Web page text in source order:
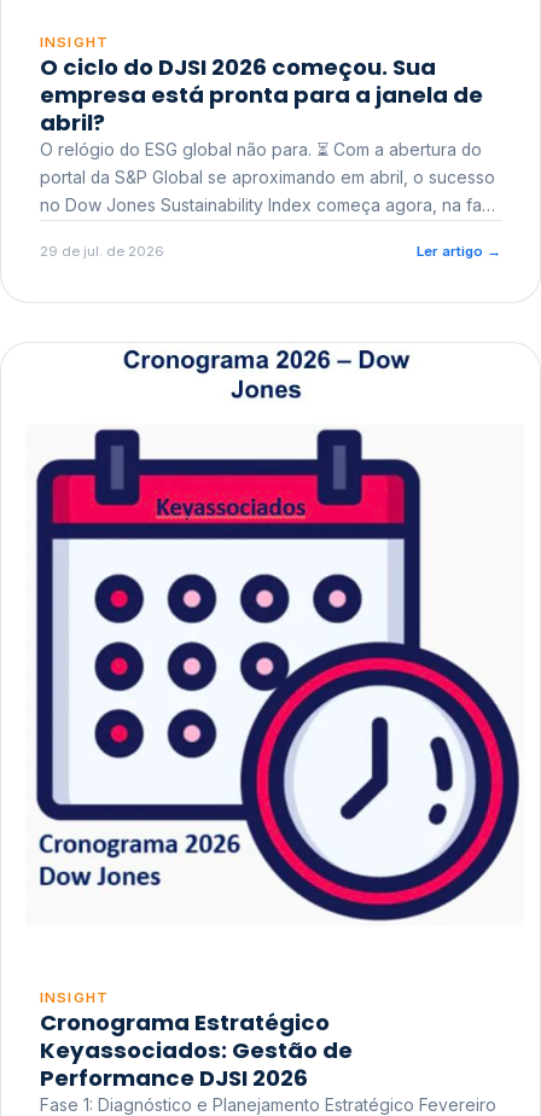
INSIGHT
O ciclo do DJSI 2026 começou. Sua
empresa está pronta para a janela de
abril?
O relógio do ESG global não para. ⏳ Com a abertura do
portal da S&P Global se aproximando em abril, o sucesso
no Dow Jones Sustainability Index começa agora, na fase
29 de jul. de 2026 Ler artigo →
INSIGHT
Cronograma Estratégico
Keyassociados: Gestão de
Performance DJSI 2026
Fase 1: Diagnóstico e Planejamento Estratégico Fevereiro